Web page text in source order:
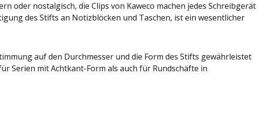
oder nostalgisch, die Clips von Kaweco machen jedes Schreibgerät
des Stifts an Notizblöcken und Taschen, ist ein wesentlicher
auf den Durchmesser und die Form des Stifts gewährleistet
Serien mit Achtkant-Form als auch für Rundschäfte in